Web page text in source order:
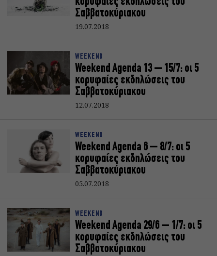
Σαββατοκύριακoυ
19.07.2018
WEEKEND
Weekend Agenda 13 – 15/7: oι 5
κορυφαίες εκδηλώσεις του
Σαββατοκύριακoυ
12.07.2018
WEEKEND
Weekend Agenda 6 – 8/7: oι 5
κορυφαίες εκδηλώσεις του
Σαββατοκύριακoυ
05.07.2018
WEEKEND
Weekend Agenda 29/6 – 1/7: oι 5
κορυφαίες εκδηλώσεις του
Σαββατοκύριακoυ